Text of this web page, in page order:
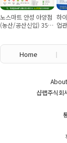
성 아양점
입) 355
하이웨이마트
업관리 모집
Home
샵랩주식회